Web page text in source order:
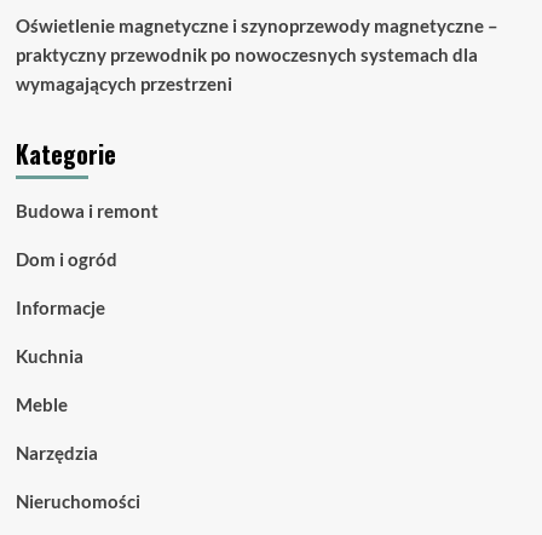
Oświetlenie magnetyczne i szynoprzewody magnetyczne –
praktyczny przewodnik po nowoczesnych systemach dla
wymagających przestrzeni
Kategorie
Budowa i remont
Dom i ogród
Informacje
Kuchnia
Meble
Narzędzia
Nieruchomości